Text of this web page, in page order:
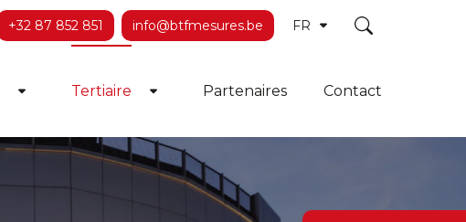
Toggle Dropdown
Tertiaire
Toggle Dropdown
Partenaires Contact
+32 87 852 851 info@btfmesures.be FR